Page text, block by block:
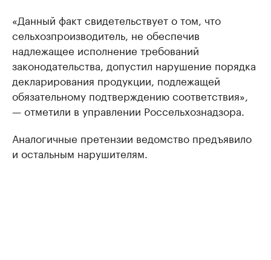
«Данный факт свидетельствует о том, что
сельхозпроизводитель, не обеспечив
надлежащее исполнение требований
законодательства, допустил нарушение порядка
декларирования продукции, подлежащей
обязательному подтверждению соответствия»,
— отметили в управлении Россельхознадзора.
Аналогичные претензии ведомство предъявило
и остальным нарушителям.